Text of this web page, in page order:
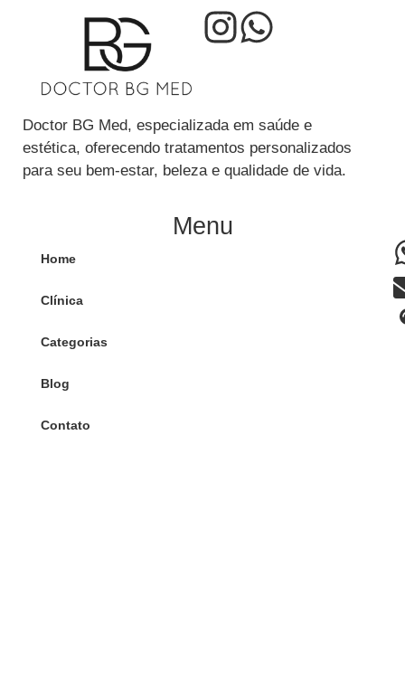
Doctor BG Med, especializada em saúde e
estética, oferecendo tratamentos personalizados
para seu bem-estar, beleza e qualidade de vida.
Menu
Home
Clínica
Categorias
Blog
Contato